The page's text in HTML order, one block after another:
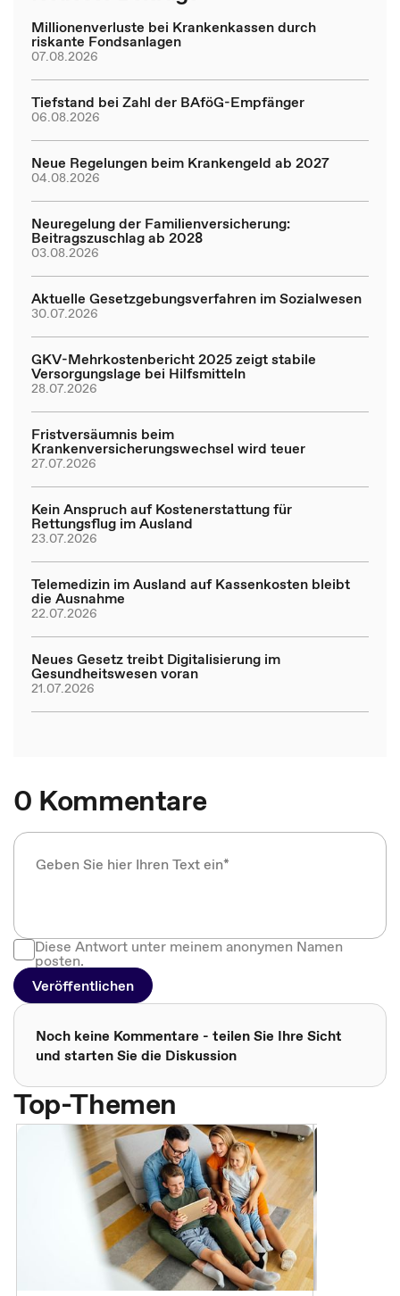
Millionenverluste bei Krankenkassen durch
riskante Fondsanlagen
07.08.2026
Tiefstand bei Zahl der BAföG-Empfänger
06.08.2026
Neue Regelungen beim Krankengeld ab 2027
04.08.2026
Neuregelung der Familienversicherung:
Beitragszuschlag ab 2028
03.08.2026
Aktuelle Gesetzgebungsverfahren im Sozialwesen
30.07.2026
GKV-Mehrkostenbericht 2025 zeigt stabile
Versorgungslage bei Hilfsmitteln
28.07.2026
Fristversäumnis beim
Krankenversicherungswechsel wird teuer
27.07.2026
Kein Anspruch auf Kostenerstattung für
Rettungsflug im Ausland
23.07.2026
Telemedizin im Ausland auf Kassenkosten bleibt
die Ausnahme
22.07.2026
Neues Gesetz treibt Digitalisierung im
Gesundheitswesen voran
21.07.2026
0 Kommentare
Diese Antwort unter meinem anonymen Namen
posten.
Veröffentlichen
Noch keine Kommentare - teilen Sie Ihre Sicht
und starten Sie die Diskussion
Top-Themen